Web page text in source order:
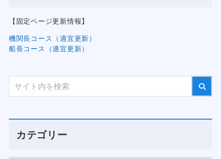
【固定ページ更新情報】
機関長コース（適宜更新）
船長コース（適宜更新）
カテゴリー